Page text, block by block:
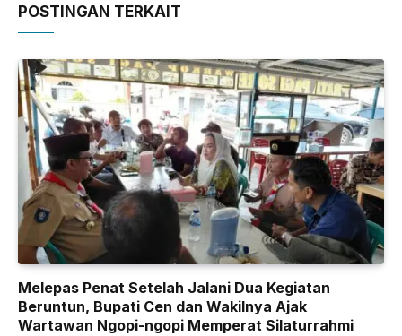
POSTINGAN TERKAIT
Melepas Penat Setelah Jalani Dua Kegiatan
Beruntun, Bupati Cen dan Wakilnya Ajak
Wartawan Ngopi-ngopi Memperat Silaturrahmi